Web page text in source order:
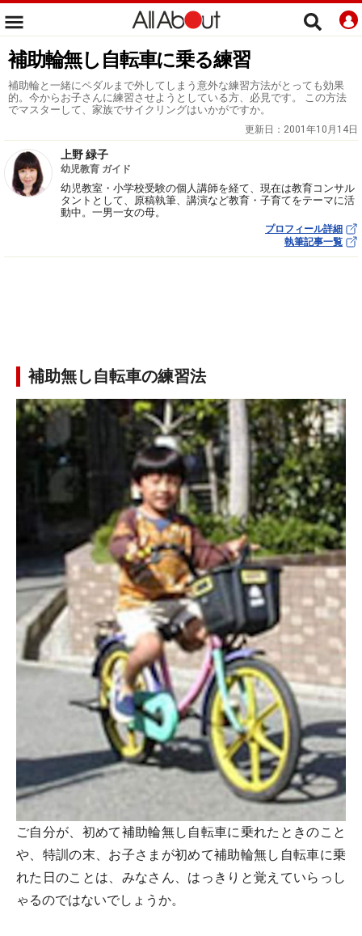
補助輪無し自転車に乗る練習
補助輪と一緒にペダルまで外してしまう意外な練習方法がとっても効果
的。今からお子さんに練習させようとしている方、必見です。 この方法
でマスターして、家族でサイクリングはいかがですか。
更新日： 2001年10月14日
上野 緑子
幼児教育 ガイド
幼児教室・小学校受験の個人講師を経て、現在は教育コンサル
タントとして、原稿執筆、講演など教育・子育てをテーマに活
動中。一男一女の母。
プロフィール詳細
執筆記事一覧
補助無し自転車の練習法
ご自分が、初めて補助輪無し自転車に乗れたときのこと
や、特訓の末、お子さまが初めて補助輪無し自転車に乗
れた日のことは、みなさん、はっきりと覚えていらっし
ゃるのではないでしょうか。